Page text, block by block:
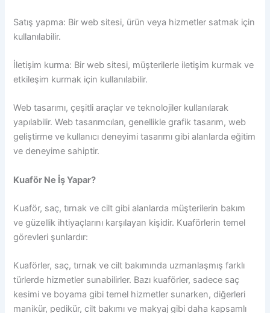
Satış yapma: Bir web sitesi, ürün veya hizmetler satmak için
kullanılabilir.
İletişim kurma: Bir web sitesi, müşterilerle iletişim kurmak ve
etkileşim kurmak için kullanılabilir.
Web tasarımı, çeşitli araçlar ve teknolojiler kullanılarak
yapılabilir. Web tasarımcıları, genellikle grafik tasarım, web
geliştirme ve kullanıcı deneyimi tasarımı gibi alanlarda eğitim
ve deneyime sahiptir.
Kuaför Ne İş Yapar?
Kuaför, saç, tırnak ve cilt gibi alanlarda müşterilerin bakım
ve güzellik ihtiyaçlarını karşılayan kişidir. Kuaförlerin temel
görevleri şunlardır:
Kuaförler, saç, tırnak ve cilt bakımında uzmanlaşmış farklı
türlerde hizmetler sunabilirler. Bazı kuaförler, sadece saç
kesimi ve boyama gibi temel hizmetler sunarken, diğerleri
manikür, pedikür, cilt bakımı ve makyaj gibi daha kapsamlı